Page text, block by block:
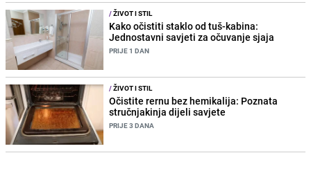
/ŽIVOT I STIL
Kako očistiti staklo od tuš-kabina:
Jednostavni savjeti za očuvanje sjaja
PRIJE 1 DAN
/ŽIVOT I STIL
Očistite rernu bez hemikalija: Poznata
stručnjakinja dijeli savjete
PRIJE 3 DANA